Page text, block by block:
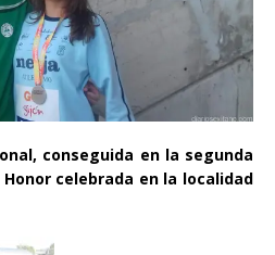
conseguida en la segunda
celebrada en la localidad